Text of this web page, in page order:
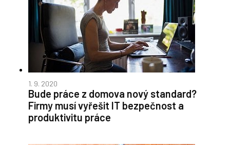
1. 9. 2020
Bude práce z domova nový standard?
Firmy musí vyřešit IT bezpečnost a
produktivitu práce